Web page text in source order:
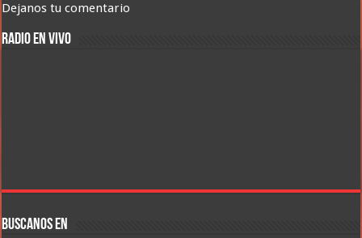
Dejanos tu comentario
RADIO EN VIVO
BUSCANOS EN